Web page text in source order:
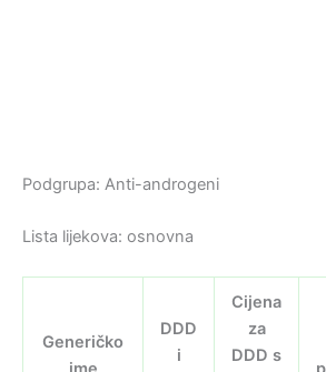
Podgrupa: Anti-androgeni
Lista lijekova: osnovna
Generičko
DDD
i
Cijena
za
DDD s